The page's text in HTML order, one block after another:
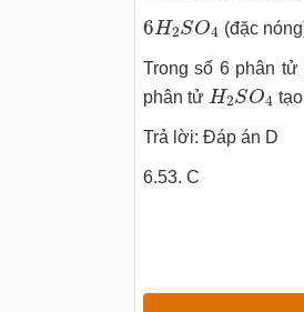
6H2SO4
6 H2 SO (đặc
Trong số 6 phân tử
phân tử H2SO4
H2 SO
Trả lời: Đáp án D
6.53. C